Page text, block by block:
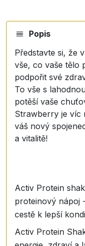
Popis
Představte si, že
vše, co vaše tělo
podpořit své
To vše s
potěší vaše
Strawberry je víc
váš nový
a vitalitě!
Activ Protein
proteinový nápoj
cestě k lepší
Activ Protein